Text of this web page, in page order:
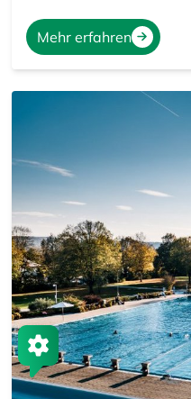
Mehr erfahren